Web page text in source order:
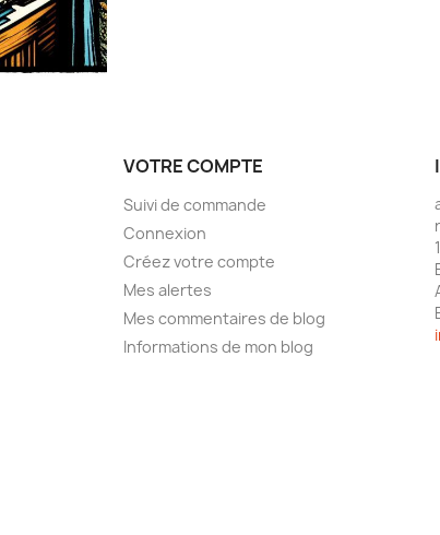
VOTRE COMPTE
Suivi de commande
Connexion
Créez votre compte
Mes alertes
Mes commentaires de blog
Informations de mon blog